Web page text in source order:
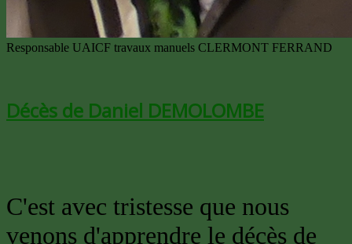
Responsable UAICF travaux manuels CLERMONT FERRAND
Décès de Daniel DEMOLOMBE
C'est avec tristesse que nous
venons d'apprendre le décès de